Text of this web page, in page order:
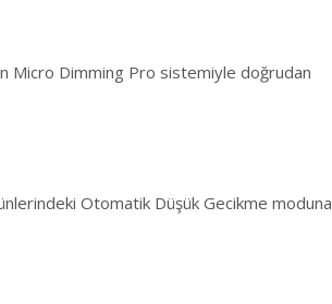
Micro Dimming Pro sistemiyle doğrudan
Otomatik Düşük Gecikme moduna